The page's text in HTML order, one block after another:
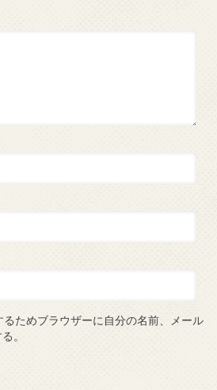
ためブラウザーに自分の名前、メール
。